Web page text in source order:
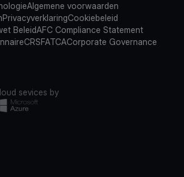
Algemene voorwaarden
PrivacyverklaringCookiebeleid
BeleidAFC Compliance Statement
CRSFATCACorporate Governance
sevices by